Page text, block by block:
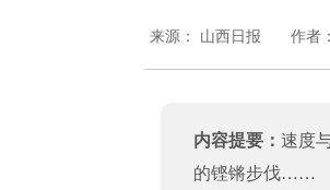
来源： 山西日报 作者
内容提要： 速度
的铿锵步伐……